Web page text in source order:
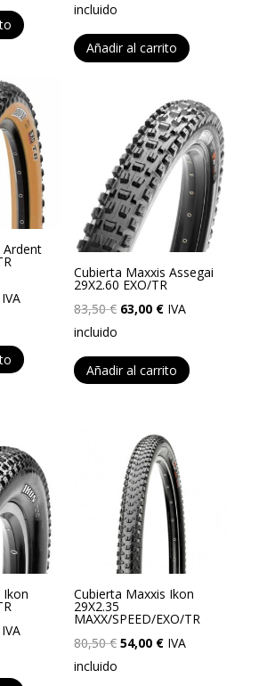
original
era:
actual
es:
incluido
Añadir al carrito
Ardent
IVA
Cubierta Maxxis Assegai
29X2.60 EXO/TR
83,50€ El
original
era:
63,00 €El
actual
es:
IVA
incluido
Añadir al carrito
Ikon
IVA
Cubierta Maxxis Ikon
29X2.35
MAXX/SPEED/EXO/TR
80,50€ El
54,00 €ElIVA
incluido